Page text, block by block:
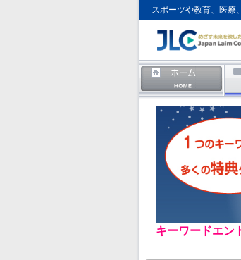
スポーツや教育、医療
キーワードエン